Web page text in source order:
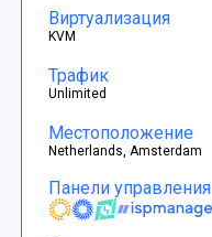
Виртуализация
KVM
Трафик
Unlimited
Местоположение
Netherlands, Amsterdam
Панели управления